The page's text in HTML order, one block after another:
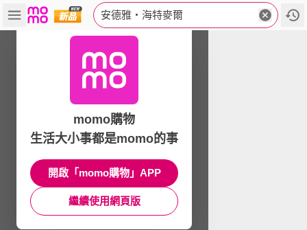
安德雅‧海特麥爾
momo購物
生活大小事都是momo的事
開啟「momo購物」APP
繼續使用網頁版